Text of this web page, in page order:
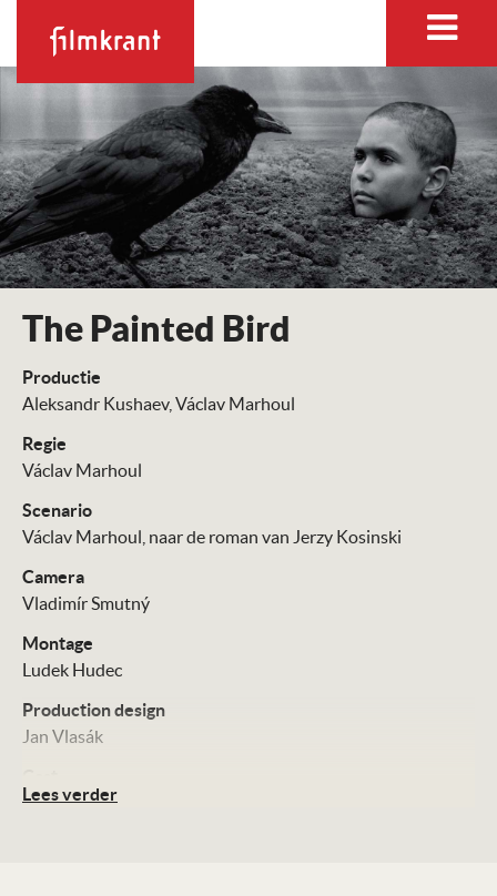
The Painted Bird
Productie
Aleksandr Kushaev Václav Marhoul
Regie
Václav Marhoul
Scenario
Václav Marhoul, naar de roman van Jerzy Kosinski
Camera
Vladimír Smutný
Montage
Ludek Hudec
Production design
Jan Vlasák
Petr Kotlár Udo Kier
Lees verder